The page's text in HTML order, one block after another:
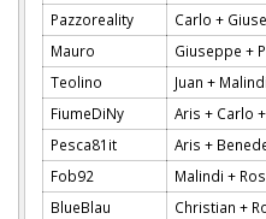
Pazzoreality
Carlo +
Mauro
Giuseppe +
Teolino
Juan +
FiumeDiNy
Aris + Carlo
Pesca81it
Aris +
Fob92
Malindi +
BlueBlau
Christian +